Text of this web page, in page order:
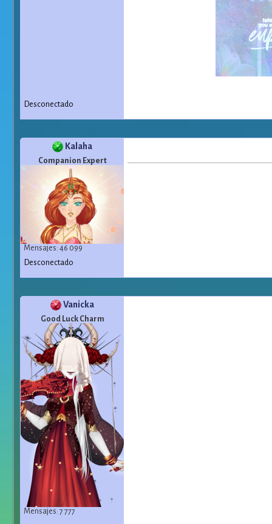
Desconectado
Kalaha
Companion Expert
Mensajes: 46 099
Desconectado
Vanicka
Good Luck Charm
Mensajes: 7 777